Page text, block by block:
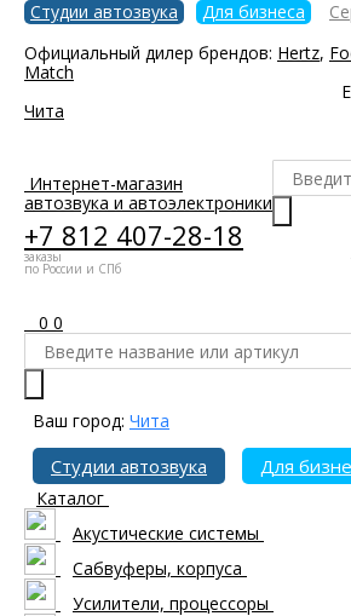
Студии автозвука Для бизнеса
Официальный дилер брендов: Hertz,
Match
Чита
Интернет-магазин
автозвука и автоэлектроники
+7 812 407-28-18
заказы
по России и СПб
0 0
Ваш город: Чита
Студии автозвука Для
Каталог
Акустические системы
Сабвуферы, корпуса
Усилители, процессоры